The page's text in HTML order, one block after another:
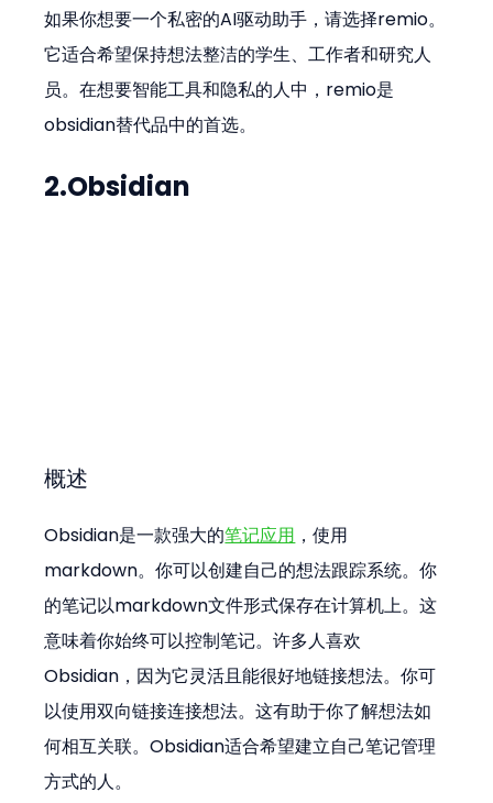
如果你想要一个私密的AI驱动助手，请选择remio。
它适合希望保持想法整洁的学生、工作者和研究人
员。在想要智能工具和隐私的人中，remio是
obsidian替代品中的首选。
2.Obsidian
概述
Obsidian是一款强大的笔记应用 ，使用
markdown。你可以创建自己的想法跟踪系统。你
的笔记以markdown文件形式保存在计算机上。这
意味着你始终可以控制笔记。许多人喜欢
Obsidian，因为它灵活且能很好地链接想法。你可
以使用双向链接连接想法。这有助于你了解想法如
何相互关联。Obsidian适合希望建立自己笔记管理
方式的人。